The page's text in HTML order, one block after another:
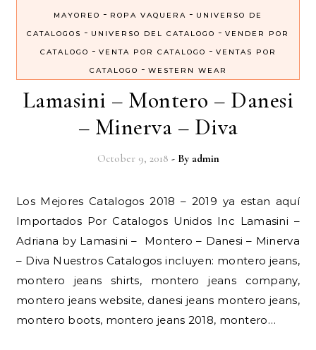
MAYOREO - ROPA VAQUERA - UNIVERSO DE
CATALOGOS - UNIVERSO DEL CATALOGO - VENDER POR
CATALOGO - VENTA POR CATALOGO - VENTAS POR
CATALOGO - WESTERN WEAR
Lamasini – Montero – Danesi
– Minerva – Diva
October 9, 2018 - By admin
Los Mejores Catalogos 2018 – 2019 ya estan aquí
Importados Por Catalogos Unidos Inc Lamasini –
Adriana by Lamasini – Montero – Danesi – Minerva
– Diva Nuestros Catalogos incluyen: montero jeans,
montero jeans shirts, montero jeans company,
montero jeans website, danesi jeans montero jeans,
montero boots, montero jeans 2018, montero…